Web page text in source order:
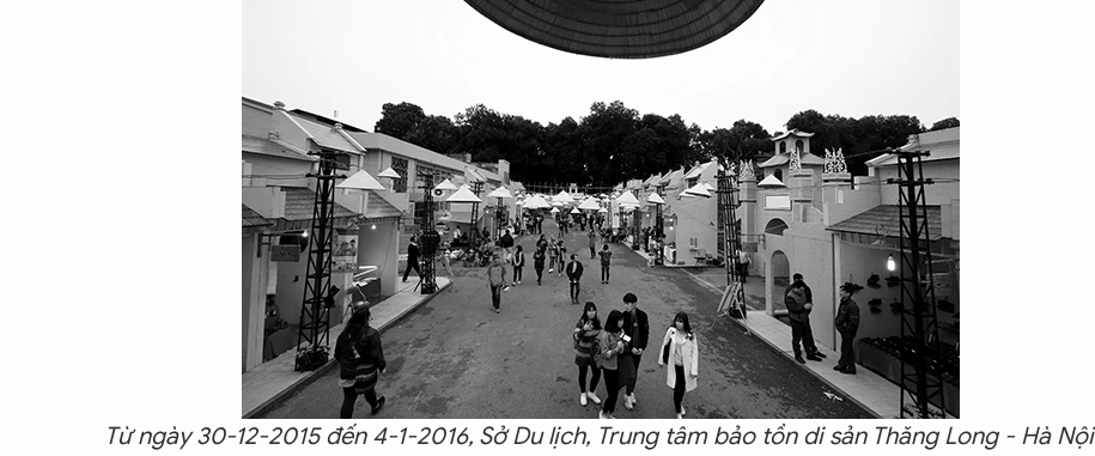
Từ ngày 30-12-2015 đến 4-1-2016, Sở Du lịch, Trung tâm bảo tồn di sản Thăng Long - Hà Nội